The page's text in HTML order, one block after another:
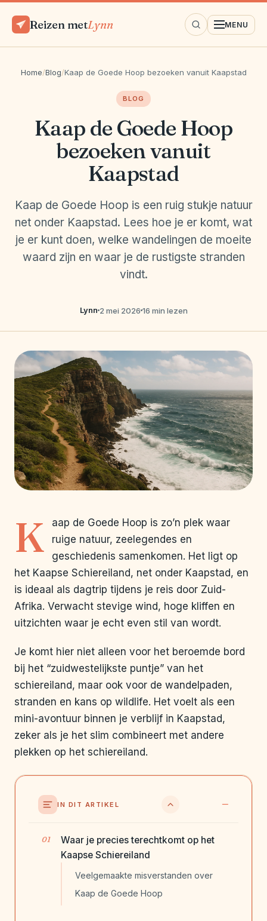
Reizen metLynn MENU
Home/Blog/Kaap de Goede Hoop bezoeken vanuit Kaapstad
BLOG
Kaap de Goede Hoop
bezoeken vanuit
Kaapstad
Kaap de Goede Hoop is een ruig stukje natuur
net onder Kaapstad. Lees hoe je er komt, wat
je er kunt doen, welke wandelingen de moeite
waard zijn en waar je de rustigste stranden
vindt.
Lynn 2 mei 2026 16 min lezen
K
aap de Goede Hoop is zo’n plek waar
ruige natuur, zeelegendes en
geschiedenis samenkomen. Het ligt op
het Kaapse Schiereiland, net onder Kaapstad, en
is ideaal als dagtrip tijdens je reis door Zuid-
Afrika. Verwacht stevige wind, hoge kliffen en
uitzichten waar je echt even stil van wordt.
Je komt hier niet alleen voor het beroemde bord
bij het “zuidwestelijkste puntje” van het
schiereiland, maar ook voor de wandelpaden,
stranden en kans op wildlife. Het voelt als een
mini-avontuur binnen je verblijf in Kaapstad,
zeker als je het slim combineert met andere
plekken op het schiereiland.
IN DIT ARTIKEL
Waar je precies terechtkomt op het
Kaapse Schiereiland
Veelgemaakte misverstanden over
Kaap de Goede Hoop